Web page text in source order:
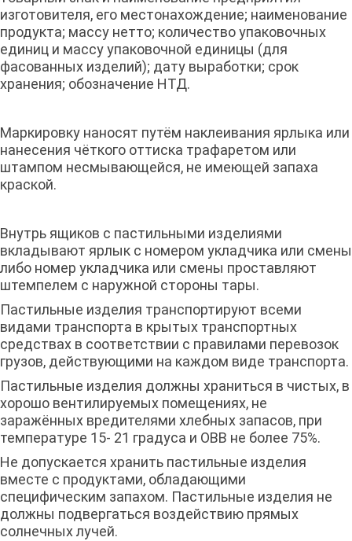
изготовителя, его местонахождение; наименование
продукта; массу нетто; количество упаковочных
единиц и массу упаковочной единицы (для
фасованных изделий); дату выработки; срок
хранения; обозначение НТД.
Маркировку наносят путём наклеивания ярлыка или
нанесения чёткого оттиска трафаретом или
штампом несмывающейся, не имеющей запаха
краской.
Внутрь ящиков с пастильными изделиями
вкладывают ярлык с номером укладчика или смены
либо номер укладчика или смены проставляют
штемпелем с наружной стороны тары.
Пастильные изделия транспортируют всеми
видами транспорта в крытых транспортных
средствах в соответствии с правилами перевозок
грузов, действующими на каждом виде транспорта.
Пастильные изделия должны храниться в чистых, в
хорошо вентилируемых помещениях, не
заражённых вредителями хлебных запасов, при
температуре 15- 21 градуса и ОВВ не более 75%.
Не допускается хранить пастильные изделия
вместе с продуктами, обладающими
специфическим запахом. Пастильные изделия не
должны подвергаться воздействию прямых
солнечных лучей.